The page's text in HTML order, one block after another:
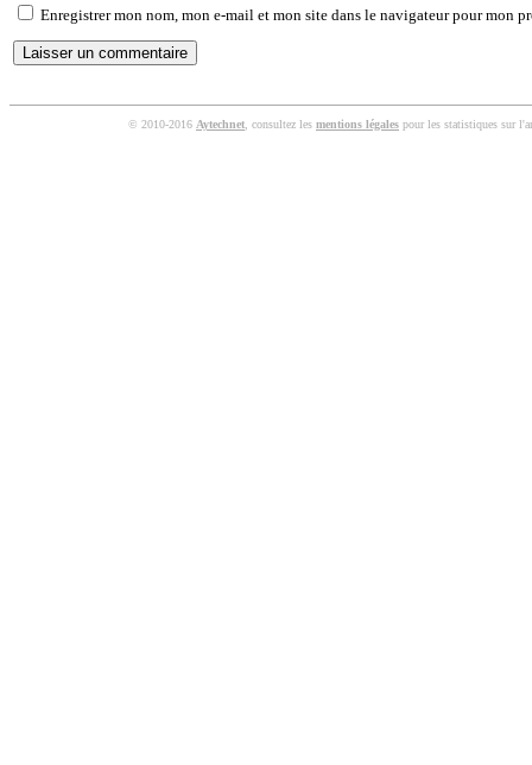
Enregistrer mon nom, mon e-mail et mon site dans le navigateur pour mon
© 2010-2016 Aytechnet , consultez les mentions légales pour les statistiques sur